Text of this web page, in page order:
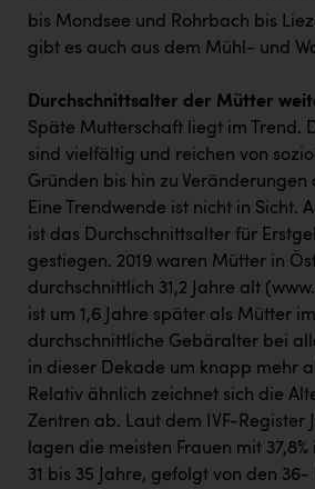
bis Mondsee und Rohrbach bis
gibt es auch aus dem Mühl- und
Durchschnittsalter der Mütter
Späte Mutterschaft liegt im Trend.
sind vielfältig und reichen von
Gründen bis hin zu Veränderungen
Eine Trendwende ist nicht in Sicht.
ist das Durchschnittsalter für
gestiegen. 2019 waren Mütter in
durchschnittlich 31,2 Jahre alt
ist um 1,6 Jahre später als Mütter
durchschnittliche Gebäralter bei
in dieser Dekade um knapp mehr
Relativ ähnlich zeichnet sich die
Zentren ab. Laut dem IVF-Register
lagen die meisten Frauen mit
31 bis 35 Jahre, gefolgt von den